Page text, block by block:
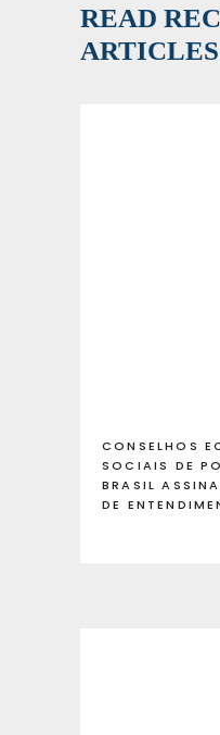
READ
ARTICLES
CONSELHOS
SOCIAIS DE
BRASIL
DE